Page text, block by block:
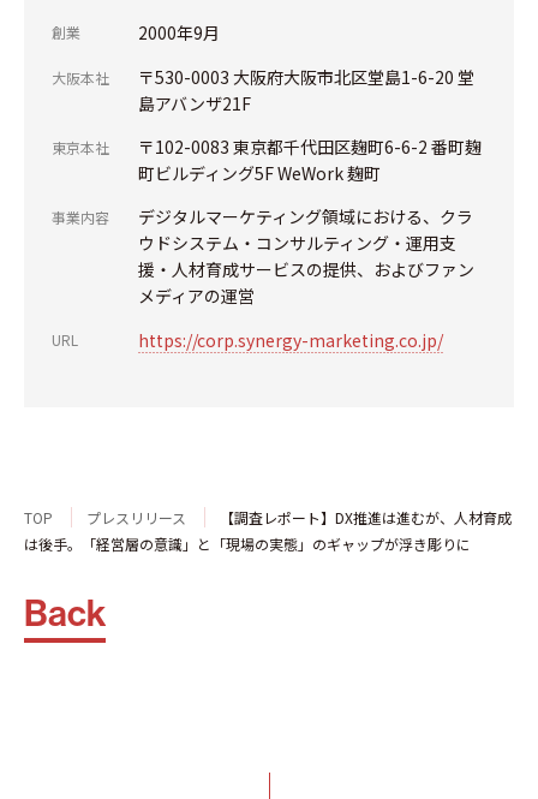
創業 2000年9月
大阪本社
〒530-0003 大阪府大阪市北区堂島1-6-20 堂
島アバンザ21F
東京本社
〒102-0083 東京都千代田区麹町6-6-2 番町麹
町ビルディング5F WeWork 麹町
事業内容
デジタルマーケティング領域における、クラ
ウドシステム・コンサルティング・運用支
援・人材育成サービスの提供、およびファン
メディアの運営
URL https://corp.synergy-marketing.co.jp/
TOP プレスリリース
【調査レポート】DX推進は進むが、人材育成
は後手。「経営層の意識」と「現場の実態」のギャップが浮き彫りに
Back